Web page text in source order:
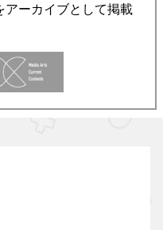
アーカイブとして掲載